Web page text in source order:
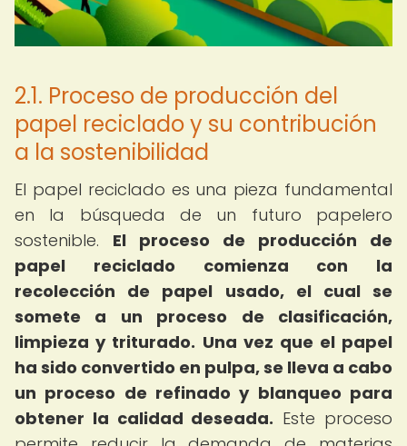
2.1. Proceso de producción del
papel reciclado y su contribución
a la sostenibilidad
El papel reciclado es una pieza fundamental
en la búsqueda de un futuro papelero
sostenible. El proceso de producción de
papel reciclado comienza con la
recolección de papel usado, el cual se
somete a un proceso de clasificación,
limpieza y triturado. Una vez que el papel
ha sido convertido en pulpa, se lleva a cabo
un proceso de refinado y blanqueo para
obtener la calidad deseada. Este proceso